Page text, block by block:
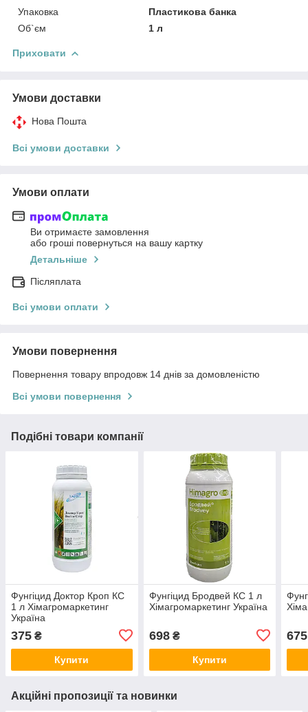
Упаковка
Пластикова банка
Об`єм
1 л
Приховати
Умови доставки
Нова Пошта
Всі умови доставки
Умови оплати
Ви отримаєте замовлення
або гроші повернуться на вашу картку
Детальніше
Післяплата
Всі умови оплати
Умови повернення
Повернення товару впродовж 14 днів за домовленістю
Всі умови повернення
Подібні товари компанії
Фунгіцид Доктор Кроп КС
1 л Хімагромаркетинг
Україна
375 ₴
Купити
Фунгіцид Бродвей КС 1 л
Хімагромаркетинг Україна
698₴
Купити
675
Акційні пропозиції та новинки